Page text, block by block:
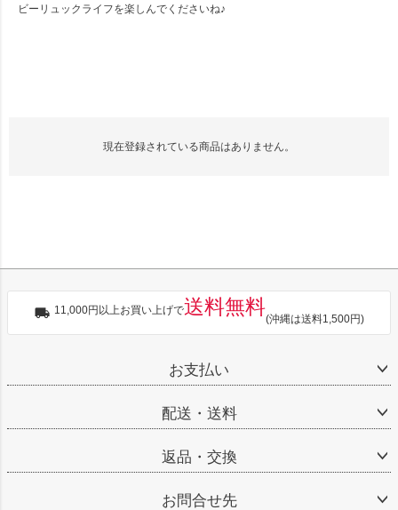
ビーリュックライフを楽しんでくださいね♪
現在登録されている商品はありません。
11,000円以上お買い上げで送料無料
(沖縄は送料1,500円)
お支払い
配送・送料
返品・交換
お問合せ先